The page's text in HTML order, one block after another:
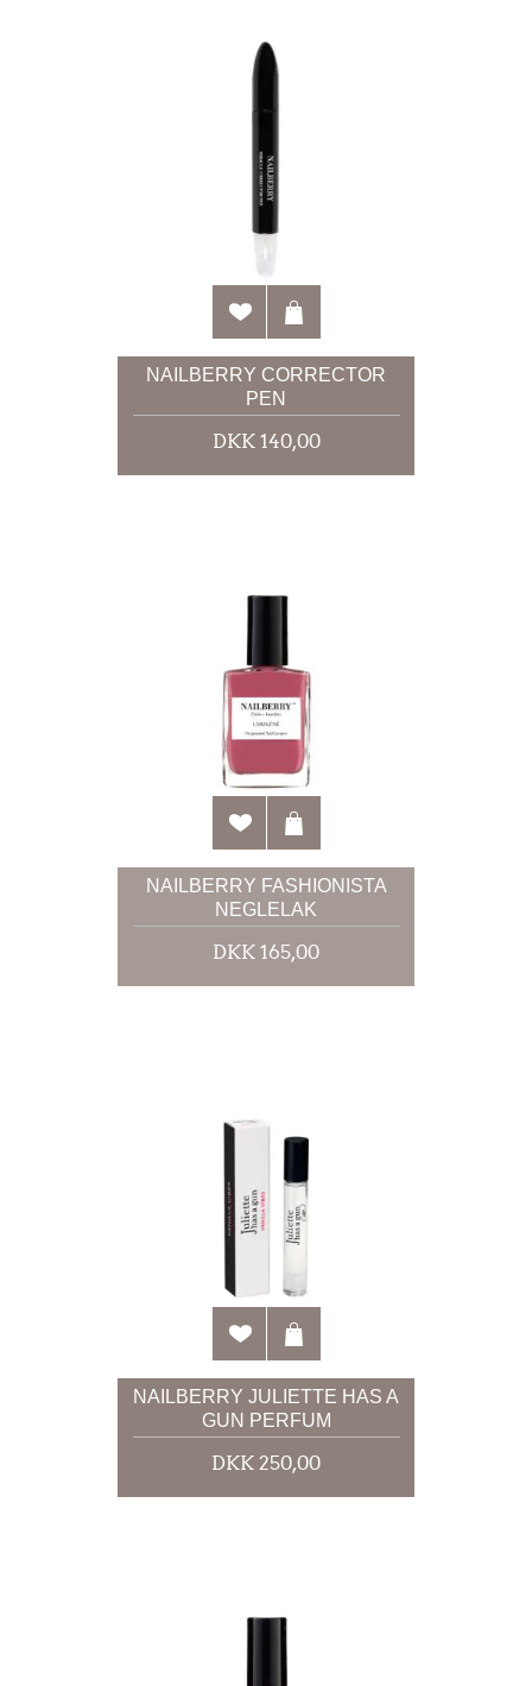
NAILBERRY CORRECTOR
PEN
DKK 140,00
NAILBERRY FASHIONISTA
NEGLELAK
DKK 165,00
NAILBERRY JULIETTE HAS A
GUN PERFUM
DKK 250,00